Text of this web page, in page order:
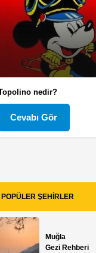
nedir?
Cevabı Gör
POPÜLER ŞEHIRLER
Muğla
Gezi Rehberi